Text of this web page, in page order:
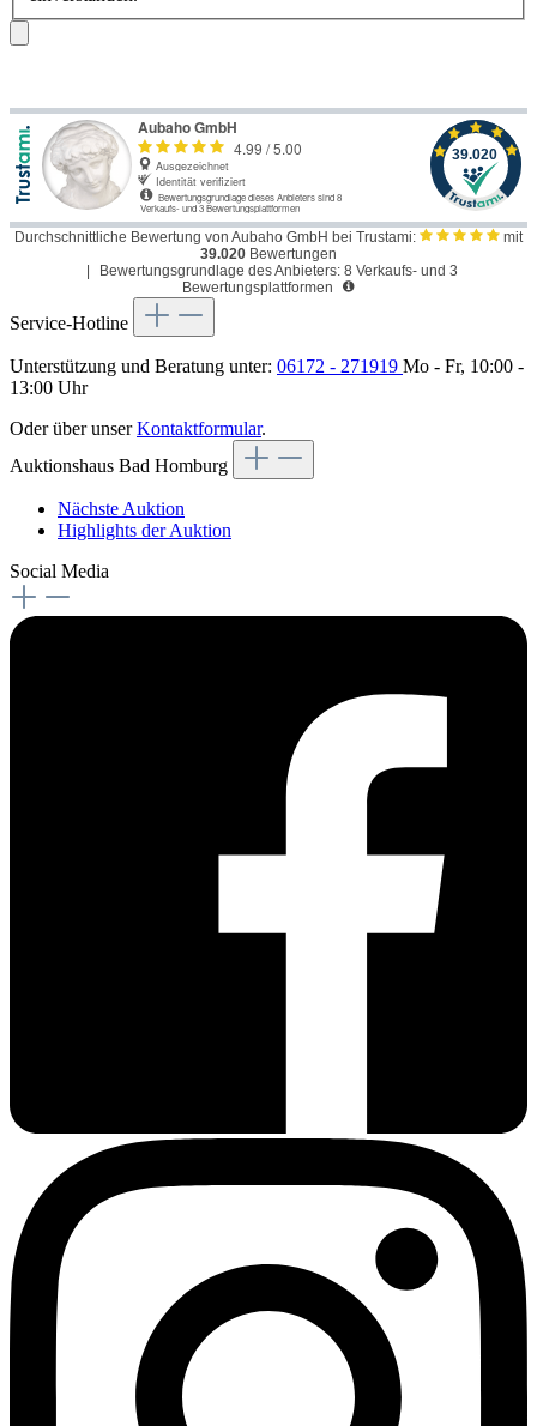
Durchschnittliche Bewertung von Aubaho GmbH bei Trustami:
mit
39.020 Bewertungen
Bewertungsgrundlage des Anbieters: 8 Verkaufs- und 3
Bewertungsplattformen
Service-Hotline
Unterstützung und Beratung unter: 06172 - 271919 Mo - Fr, 10:00 -
13:00 Uhr
Oder über unserKontaktformular.
Auktionshaus Bad Homburg
Nächste Auktion
Highlights der Auktion
Social Media